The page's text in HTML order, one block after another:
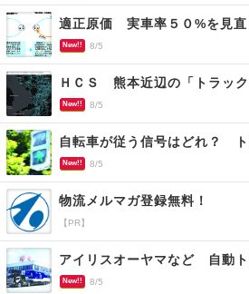
New!! 8/5
ＨＣＳ 熊本近辺の「トラッ
New!! 8/5
New!! 8/5
物流メルマガ登録無料！
【PR】
アイリスオーヤマなど 自動
New!! 8/5